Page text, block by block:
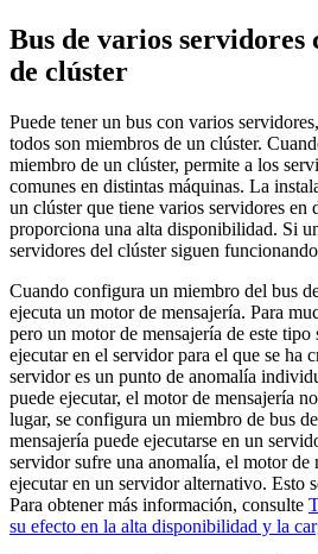
Bus de varios servidores
de clúster
Puede tener un bus con varios
todos son miembros de un clúster.
miembro de un clúster, permite a los
comunes en distintas máquinas. La
un clúster que tiene varios servidores en
proporciona una alta disponibilidad. Si
servidores del clúster siguen
Cuando configura un miembro del bus
ejecuta un motor de mensajería. Para
pero un motor de mensajería de este tipo
ejecutar en el servidor para el que se ha
servidor es un punto de anomalía
puede ejecutar, el motor de mensajería
lugar, se configura un miembro de bus
mensajería puede ejecutarse en un
servidor sufre una anomalía, el motor de
ejecutar en un servidor alternativo. Esto
Para obtener más información, consulte
su efecto en la alta disponibilidad y la